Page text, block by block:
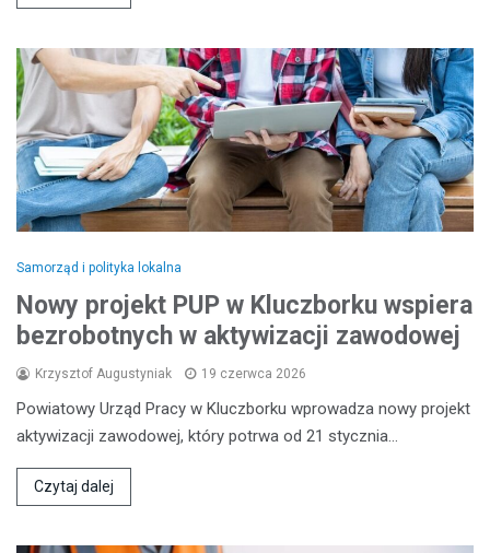
Samorząd i polityka lokalna
Nowy projekt PUP w Kluczborku wspiera
bezrobotnych w aktywizacji zawodowej
Krzysztof Augustyniak 19 czerwca 2026
Powiatowy Urząd Pracy w Kluczborku wprowadza nowy projekt
aktywizacji zawodowej, który potrwa od 21 stycznia…
Czytaj dalej